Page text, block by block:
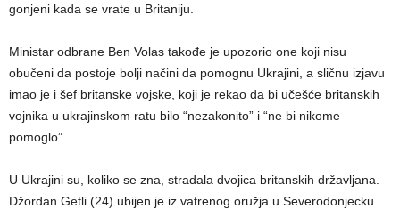
gonjeni kada se vrate u Britaniju.
Ministar odbrane Ben Volas takođe je upozorio one koji nisu
obučeni da postoje bolji načini da pomognu Ukrajini, a sličnu izjavu
imao je i šef britanske vojske, koji je rekao da bi učešće britanskih
vojnika u ukrajinskom ratu bilo “nezakonito” i “ne bi nikome
pomoglo”.
U Ukrajini su, koliko se zna, stradala dvojica britanskih državljana.
Džordan Getli (24) ubijen je iz vatrenog oružja u Severodonjecku.